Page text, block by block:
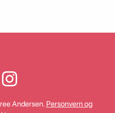
Andersen. Personvern og